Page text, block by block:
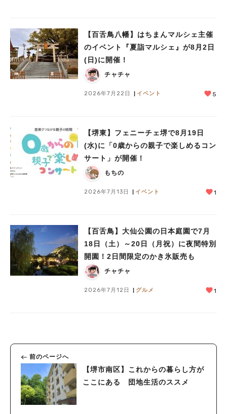
【百舌鳥八幡】はちまんマルシェ主催
のイベント『夏詣マルシェ』が8月2日
(日)に開催！
チャチャ
2026年7月22日 イベント 5
【堺東】フェニーチェ堺で8月19日
(水)に「0歳からの親子で楽しめるコン
サート」が開催！
もちの
2026年7月13日 イベント 1
【百舌鳥】大仙公園の日本庭園で7月
18日（土）～20日（月祝）に夜間特別
開園！2日間限定のかき氷販売も
チャチャ
2026年7月12日 グルメ 1
前のページへ
【堺市南区】これからの暮らし方が
ここにある 団地生活のススメ